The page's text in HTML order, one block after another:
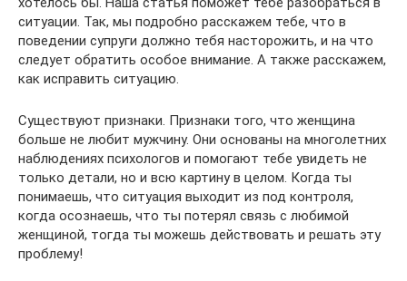
ситуации. Так, мы подробно расскажем тебе, что в
поведении супруги должно тебя насторожить, и на что
следует обратить особое внимание. А также расскажем,
как исправить ситуацию.
Существуют признаки. Признаки того, что женщина
больше не любит мужчину. Они основаны на многолетних
наблюдениях психологов и помогают тебе увидеть не
только детали, но и всю картину в целом. Когда ты
понимаешь, что ситуация выходит из под контроля,
когда осознаешь, что ты потерял связь с любимой
женщиной, тогда ты можешь действовать и решать эту
проблему!